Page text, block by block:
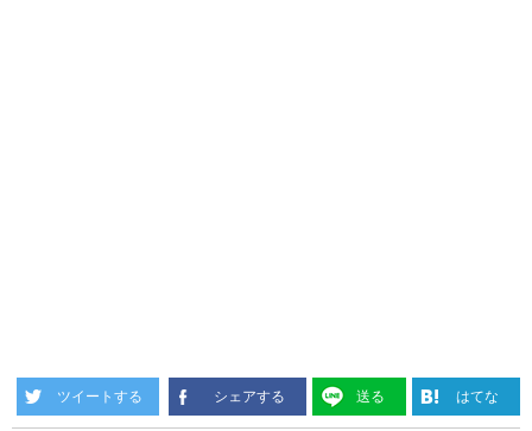
ツイートする シェアする 送る はてな